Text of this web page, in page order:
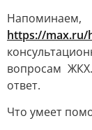
https://max.ru/
вопросам
ответ.
Что умеет